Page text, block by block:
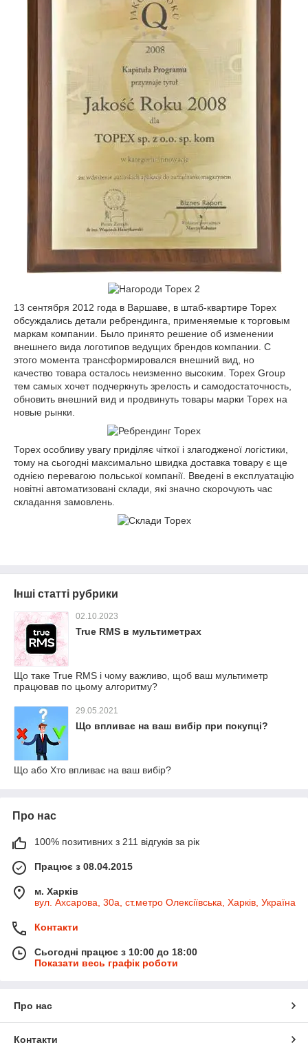
13 сентября 2012 года в Варшаве, в штаб-квартире Topex
обсуждались детали ребрендинга, применяемые к торговым
маркам компании. Было принято решение об изменении
внешнего вида логотипов ведущих брендов компании. С
этого момента трансформировался внешний вид, но
качество товара осталось неизменно высоким. Topex Group
тем самых хочет подчеркнуть зрелость и самодостаточность,
обновить внешний вид и продвинуть товары марки Торех на
новые рынки.
Торех особливу увагу приділяє чіткої і злагодженої логістики,
тому на сьогодні максимально швидка доставка товару є ще
однією перевагою польської компанії. Введені в експлуатацію
новітні автоматизовані склади, які значно скорочують час
складання замовлень.
Інші статті рубрики
02.10.2023
True RMS в мультиметрах
Що таке True RMS і чому важливо, щоб ваш мультиметр
працював по цьому алгоритму?
29.05.2021
Що впливає на ваш вибір при покупці?
Що або Хто впливає на ваш вибір?
Про нас
100% позитивних з 211 відгуків за рік
Працює з 08.04.2015
м. Харків
вул. Ахсарова, 30а, ст.метро Олексіївська, Харків, Україна
Контакти
Сьогодні працює з 10:00 до 18:00
Показати весь графік роботи
Про нас
Контакти